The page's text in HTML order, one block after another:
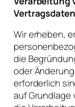
Vertragsdaten
Wir erheben,
die
oder
erforderlich
auf Grundlage